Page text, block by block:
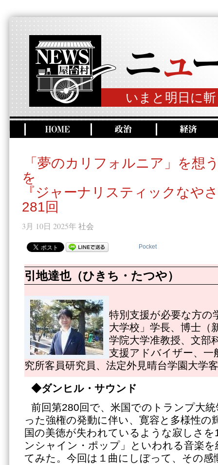
いまと明日に
「夢のカリフォルニア」を想
を
『ジャーナリスティックなや
281回
3月 10日 2025年 社会
Pocket
引地達也（ひきち・たつや）
特別支援が必要な方の
大学校」学長、博士（
学院大学准教授、文部
支援アドバイザー、一
究所客員研究員、法定外見晴台学園大学
◆ダンヒル・サウンド
前回第280回で、米国でのトランプ大
った強権の発動に伴い、寛容と多様性の
国の美徳が失われているような寂しさ
ンシャイン・ポップ」といわれる音楽
てみた。今回は１曲にしぼって、その